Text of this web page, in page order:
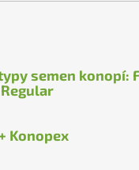
semen konopí:
Konopex